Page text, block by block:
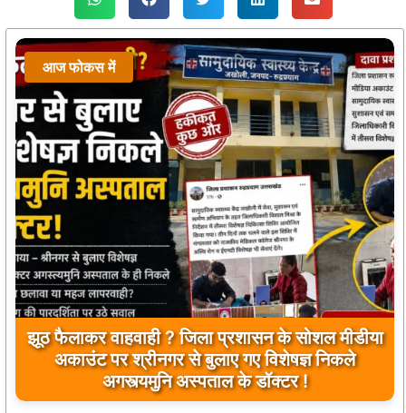
आज फोकस में
झूठ फैलाकर वाहवाही ? जिला प्रशासन के सोशल मीडीया
अकाउंट पर श्रीनगर से बुलाए गए विशेषज्ञ निकले
अगस्त्यमुनि अस्पताल के डॉक्टर !